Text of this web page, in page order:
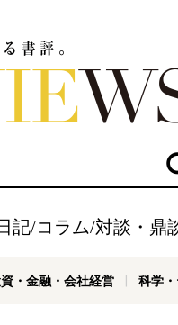
記/コラム/対談・鼎
・金融・会社経営 科学